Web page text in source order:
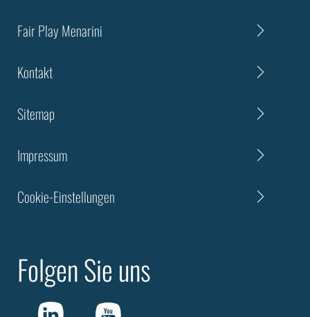
Fair Play Menarini
Kontakt
Sitemap
Impressum
Cookie-Einstellungen
Folgen Sie uns